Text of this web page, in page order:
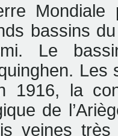
bassins
Le
Les
1916, la
de
veines